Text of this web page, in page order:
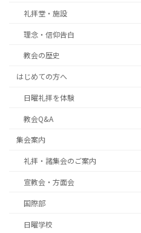
礼拝堂・施設
理念・信仰告白
教会の歴史
はじめての方へ
日曜礼拝を体験
教会Q&A
集会案内
礼拝・諸集会のご案内
宣教会・方面会
国際部
日曜学校